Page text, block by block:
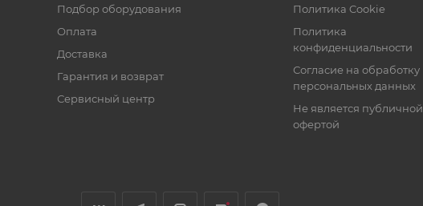
Подбор оборудования
Оплата
Доставка
Гарантия и возврат
Сервисный центр
Политика Cookie
Политика
конфиденциальности
Согласие на обработку
персональных данных
Не является публичной
офертой